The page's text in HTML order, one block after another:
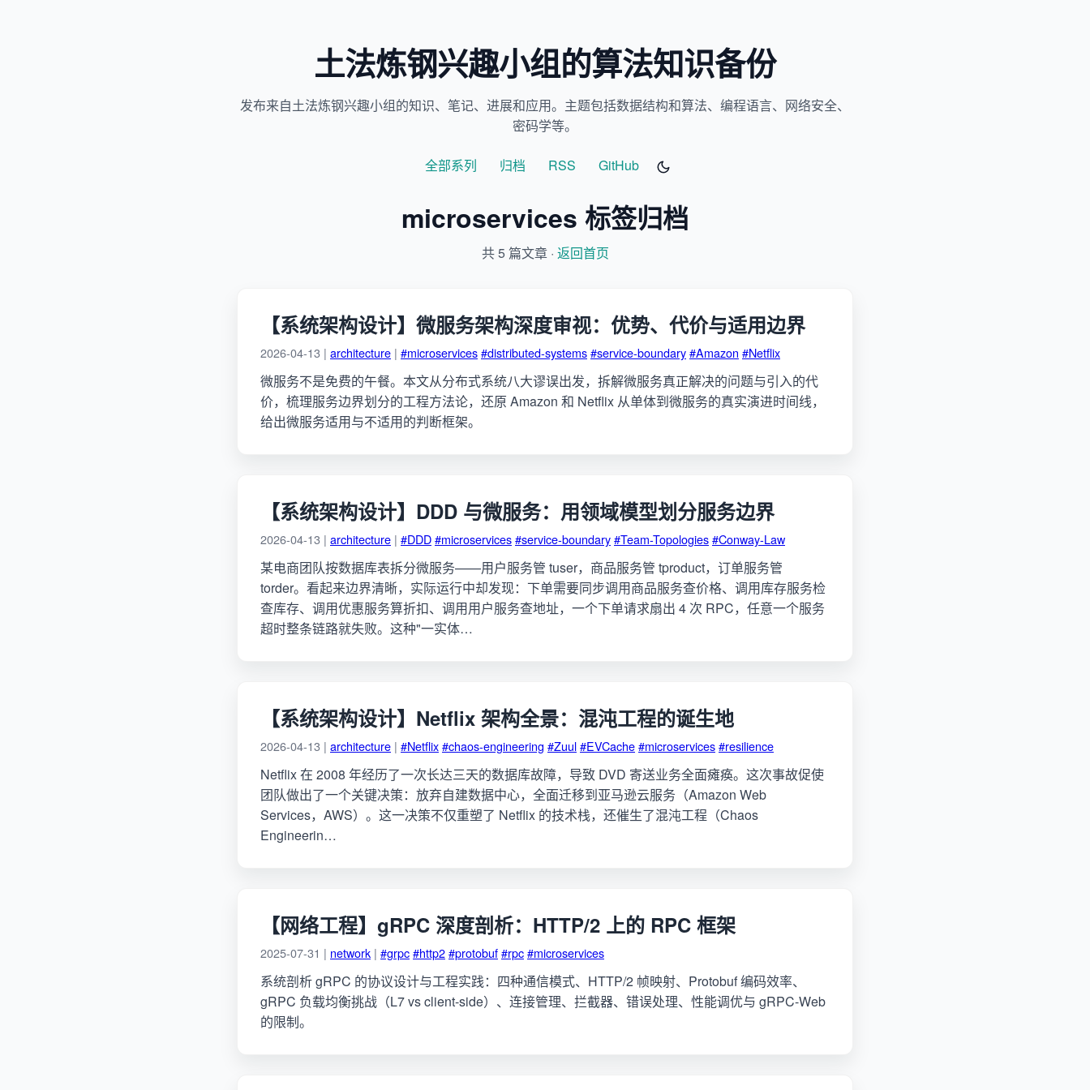
土法炼钢兴趣小组的算法知识备份
发布来自土法炼钢兴趣小组的知识、笔记、进展和应用。主题包括数据结构和算法、编程语言、网络安全、
密码学等。
全部系列 归档 RSS GitHub
microservices 标签归档
共 5 篇文章 · 返回首页
【系统架构设计】微服务架构深度审视：优势、代价与适用边界
2026-04-13 | architecture | #microservices#distributed-systems#service-boundary#Amazon #Netflix
微服务不是免费的午餐。本文从分布式系统八大谬误出发，拆解微服务真正解决的问题与引入的代
价，梳理服务边界划分的工程方法论，还原 Amazon 和 Netflix 从单体到微服务的真实演进时间线，
给出微服务适用与不适用的判断框架。
【系统架构设计】DDD 与微服务：用领域模型划分服务边界
2026-04-13 | architecture | #DDD#microservices#service-boundary#Team-Topologies#Conway-Law
某电商团队按数据库表拆分微服务——用户服务管 tuser，商品服务管 tproduct，订单服务管
torder。看起来边界清晰，实际运行中却发现：下单需要同步调用商品服务查价格、调用库存服务检
查库存、调用优惠服务算折扣、调用用户服务查地址，一个下单请求扇出 4 次 RPC，任意一个服务
超时整条链路就失败。这种"一实体…
【系统架构设计】Netflix 架构全景：混沌工程的诞生地
2026-04-13 | architecture | #Netflix#chaos-engineering #Zuul#EVCache#microservices#resilience
Netflix 在 2008 年经历了一次长达三天的数据库故障，导致 DVD 寄送业务全面瘫痪。这次事故促使
团队做出了一个关键决策：放弃自建数据中心，全面迁移到亚马逊云服务（Amazon Web
Services，AWS）。这一决策不仅重塑了 Netflix 的技术栈，还催生了混沌工程（Chaos
Engineerin…
【网络工程】gRPC 深度剖析：HTTP/2 上的 RPC 框架
2025-07-31 | network | #grpc#http2#protobuf#rpc#microservices
系统剖析 gRPC 的协议设计与工程实践：四种通信模式、HTTP/2 帧映射、Protobuf 编码效率、
gRPC 负载均衡挑战（L7 vs client-side）、连接管理、拦截器、错误处理、性能调优与 gRPC-Web
的限制。